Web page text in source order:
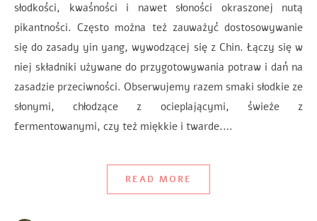
słodkości, kwaśności i nawet słoności okraszonej nutą
pikantności. Często można też zauważyć dostosowywanie
się do zasady yin yang, wywodzącej się z Chin. Łączy się w
niej składniki używane do przygotowywania potraw i dań na
zasadzie przeciwności. Obserwujemy razem smaki słodkie ze
słonymi, chłodzące z ocieplającymi, świeże z
fermentowanymi, czy też miękkie i twarde.…
READ MORE